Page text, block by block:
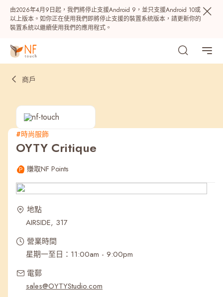
由2026年4月9日起，我們將停止支援Android 9，並只支援Android 10或
以上版本。如你正在使用我們即將停止支援的裝置系統版本，請更新你的
裝置系統以繼續使用我們的應用程式。
熱門
最近搜尋紀錄
商戶
#時尚服飾
OYTY Critique
賺取NF Points
地點
AIRSIDE, 317
營業時間
星期一至日：11:00am - 9:00pm
電郵
sales@OYTYStudio.com